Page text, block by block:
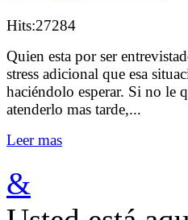
Hits:27284
Quien esta por ser
stress adicional que esa
haciéndolo esperar. Si no le
atenderlo mas tarde,...
Leer mas
&